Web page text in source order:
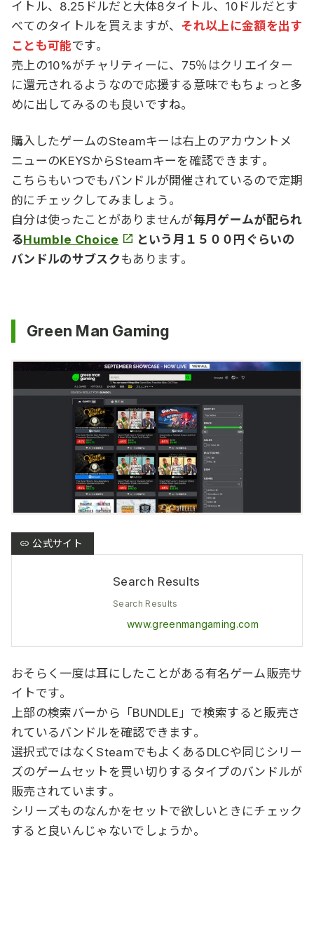
イトル、8.25ドルだと大体8タイトル、10ドルだとす
べてのタイトルを買えますが、 それ以上に金額を出す
ことも可能です。
売上の10%がチャリティーに、75％はクリエイター
に還元されるようなので応援する意味でもちょっと多
めに出してみるのも良いですね。
購入したゲームのSteamキーは右上のアカウントメ
ニューのKEYSからSteamキーを確認できます。
こちらもいつでもバンドルが開催されているので定期
的にチェックしてみましょう。
自分は使ったことがありませんが毎月ゲームが配られ
るHumble Choice
という月１５００円ぐらいの
バンドルのサブスク もあります。
Green Man Gaming
Search Results
Search Results
www.greenmangaming.com
おそらく一度は耳にしたことがある有名ゲーム販売サ
イトです。
上部の検索バーから「BUNDLE」で検索すると販売さ
れているバンドルを確認できます。
選択式ではなくSteamでもよくあるDLCや同じシリー
ズのゲームセットを買い切りするタイプのバンドルが
販売されています。
シリーズものなんかをセットで欲しいときにチェック
すると良いんじゃないでしょうか。